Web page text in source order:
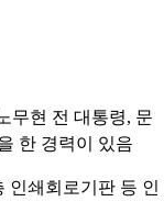
무현 전 대통령, 문
한 경력이 있음
인쇄회로기판 등 인